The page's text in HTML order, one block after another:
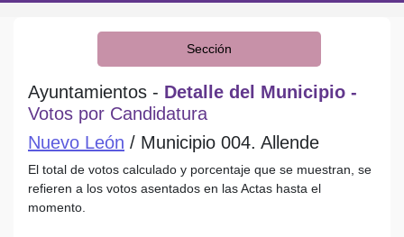
Sección
Ayuntamientos - Detalle del Municipio -
Votos por Candidatura
Nuevo León / Municipio 004. Allende
El total de votos calculado y porcentaje que se muestran, se
refieren a los votos asentados en las Actas hasta el
momento.